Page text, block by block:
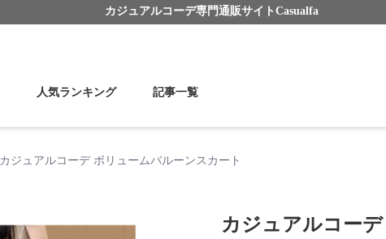
カジュアルコーデ専門通販サイト Casualfa
人気ランキング 記事一覧
カジュアルコーデ ボリュームバルーンスカート
カジュアルコー